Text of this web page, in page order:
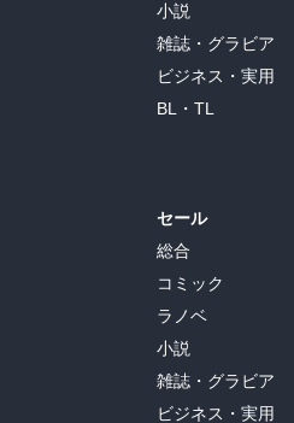
小説
雑誌・グラビア
ビジネス・実用
BL・TL
セール
総合
コミック
ラノベ
小説
雑誌・グラビア
ビジネス・実用